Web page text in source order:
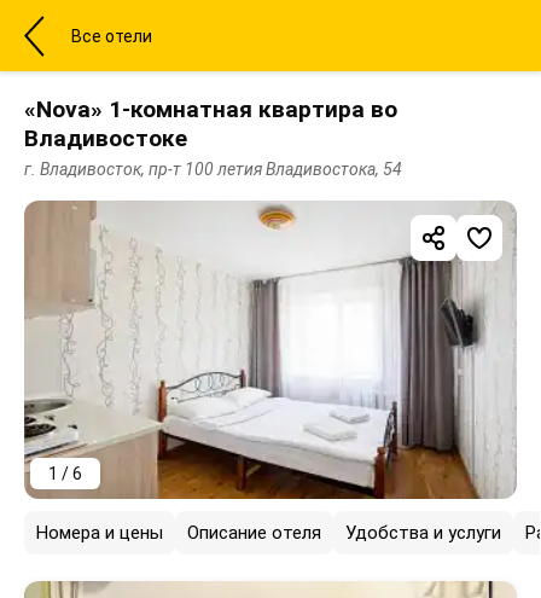
Все отели
«Nova» 1-комнатная квартира во
Владивостоке
г. Владивосток, пр-т 100 летия Владивостока, 54
1 / 6
Номера и цены Описание отеля Удобства и услуги